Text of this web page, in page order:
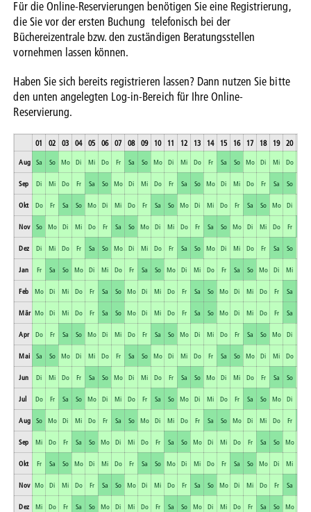
Für die Online-Reservierungen benötigen Sie eine Registrierung,
die Sie vor der ersten Buchung telefonisch bei der
Büchereizentrale bzw. den zuständigen Beratungsstellen
vornehmen lassen können.
Haben Sie sich bereits registrieren lassen? Dann nutzen Sie bitte
den unten angelegten Log-in-Bereich für Ihre Online-
Reservierung.
01 02 03 04 05 06 07 08 09 10 11 12 13 14 15 16 17 18 19 20
Aug Sa So Mo Di Mi Do Fr Sa So Mo Di Mi Do Fr Sa So Mo Di Mi Do
Sep Di Mi Do Fr Sa So Mo Di Mi Do Fr Sa So Mo Di Mi Do Fr Sa So
Okt Do Fr Sa So Mo Di Mi Do Fr Sa So Mo Di Mi Do Fr Sa So Mo Di
Nov So Mo Di Mi Do Fr Sa So Mo Di Mi Do Fr Sa So Mo Di Mi Do Fr
Dez Di Mi Do Fr Sa So Mo Di Mi Do Fr Sa So Mo Di Mi Do Fr Sa So
Jan Fr Sa So Mo Di Mi Do Fr Sa So Mo Di Mi Do Fr Sa So Mo Di Mi
Feb Mo Di Mi Do Fr Sa So Mo Di Mi Do Fr Sa So Mo Di Mi Do Fr Sa
Mär Mo Di Mi Do Fr Sa So Mo Di Mi Do Fr Sa So Mo Di Mi Do Fr Sa
Apr Do Fr Sa So Mo Di Mi Do Fr Sa So Mo Di Mi Do Fr Sa So Mo Di
Mai Sa So Mo Di Mi Do Fr Sa So Mo Di Mi Do Fr Sa So Mo Di Mi Do
Jun Di Mi Do Fr Sa So Mo Di Mi Do Fr Sa So Mo Di Mi Do Fr Sa So
Jul Do Fr Sa So Mo Di Mi Do Fr Sa So Mo Di Mi Do Fr Sa So Mo Di
Aug So Mo Di Mi Do Fr Sa So Mo Di Mi Do Fr Sa So Mo Di Mi Do Fr
Sep Mi Do Fr Sa So Mo Di Mi Do Fr Sa So Mo Di Mi Do Fr Sa So Mo
Okt Fr Sa So Mo Di Mi Do Fr Sa So Mo Di Mi Do Fr Sa So Mo Di Mi
Nov Mo Di Mi Do Fr Sa So Mo Di Mi Do Fr Sa So Mo Di Mi Do Fr Sa
Dez Mi Do Fr Sa So Mo Di Mi Do Fr Sa So Mo Di Mi Do Fr Sa So Mo